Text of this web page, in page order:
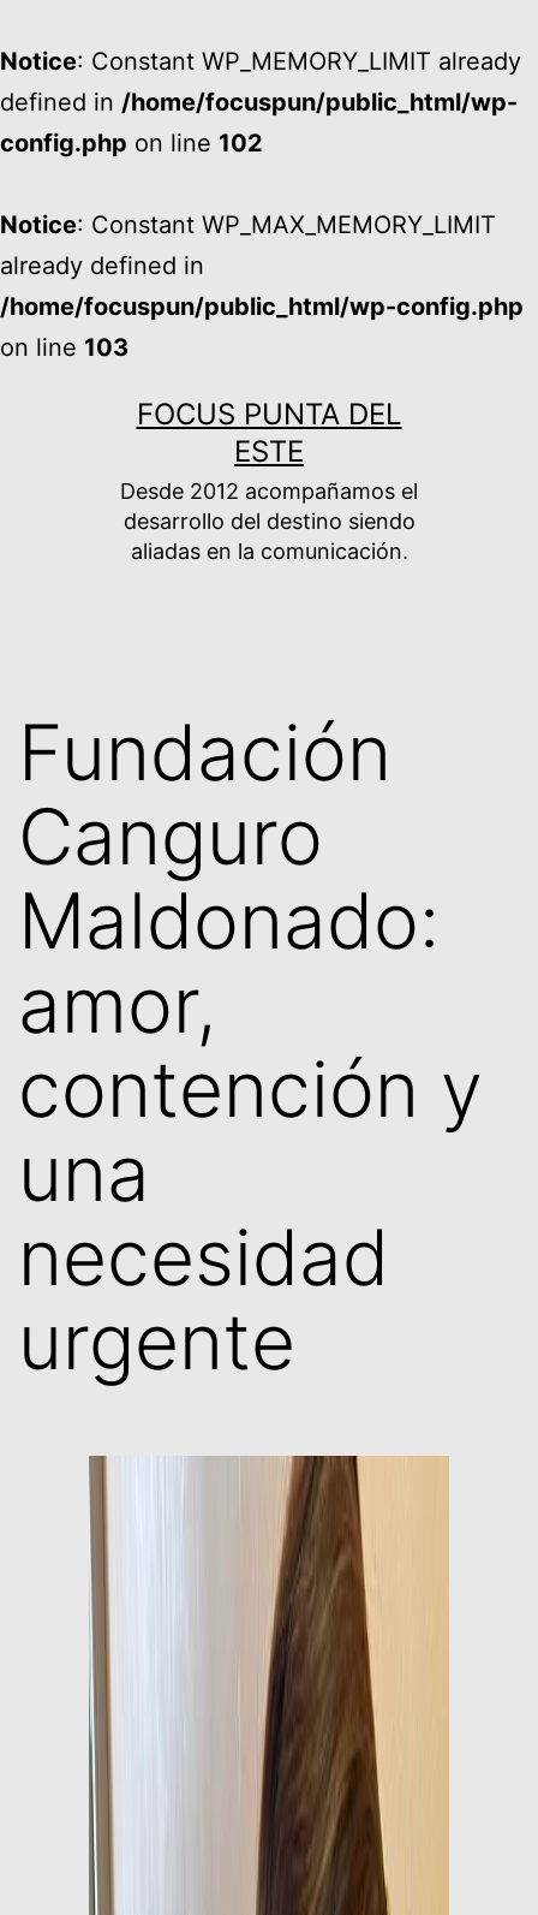
Notice: Constant WP_MEMORY_LIMIT already
defined in /home/focuspun/public_html/wp-
config.php on line 102
Notice: Constant WP_MAX_MEMORY_LIMIT
already defined in
/home/focuspun/public_html/wp-config.php
on line 103
FOCUS PUNTA DEL
ESTE
Desde 2012 acompañamos el
desarrollo del destino siendo
aliadas en la comunicación.
Fundación
Canguro
Maldonado:
amor,
contención y
una
necesidad
urgente